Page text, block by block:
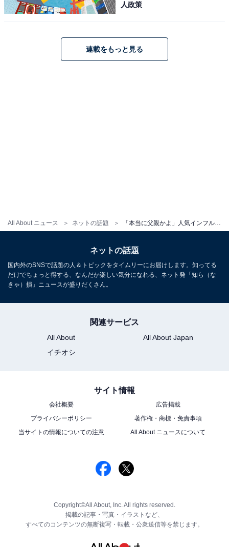
All About ニュース ネットの話題
人政策
連載をもっと見る
ネットの話題
国内外のSNSで話題の人＆トピックをタイムリーにお届けします。知ってる
だけでちょっと得する、なんだか楽しい気分になれる、ネット発「知ら（な
きゃ）損」ニュースが盛りだくさん。
関連サービス
All About
All About Japan
イチオシ
サイト情報
会社概要
広告掲載
プライバシーポリシー
著作権・商標・免責事項
当サイトの情報についての注意
All About ニュースについて
Copyright©All About, Inc. All rights reserved.
掲載の記事・写真・イラストなど、
すべてのコンテンツの無断複写・転載・公衆送信等を禁じます。